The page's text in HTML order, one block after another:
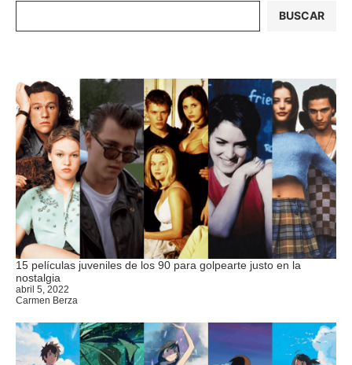
BUSCAR
15 películas juveniles de los 90 para golpearte justo en la
nostalgia
abril 5, 2022
Carmen Berza